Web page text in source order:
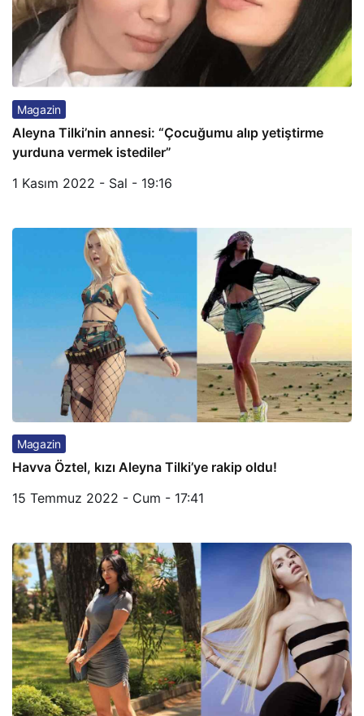
Magazin
Aleyna Tilki’nin annesi: “Çocuğumu alıp yetiştirme
yurduna vermek istediler”
1 Kasım 2022 - Sal - 19:16
Magazin
Havva Öztel, kızı Aleyna Tilki’ye rakip oldu!
15 Temmuz 2022 - Cum - 17:41